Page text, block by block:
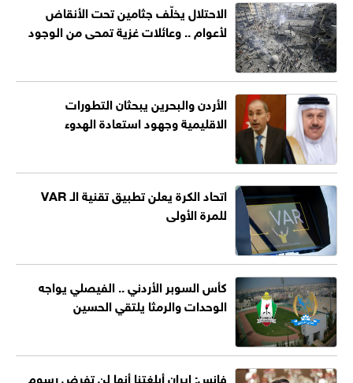
الاحتلال يخلّف جثامين تحت الأنقاض
لأعوام .. وعائلات غزية تمحى من الوجود
الأردن والبحرين يبحثان التطورات
الاقليمية وجهود استعادة الهدوء
اتحاد الكرة يعلن تطبيق تقنية الـ VAR
للمرة الأولى
كأس السوبر الأردني .. الفيصلي يواجه
الوحدات والرمثا يلتقي الحسين
فانس: إيران أبلغتنا أنها لن تفرض رسوم